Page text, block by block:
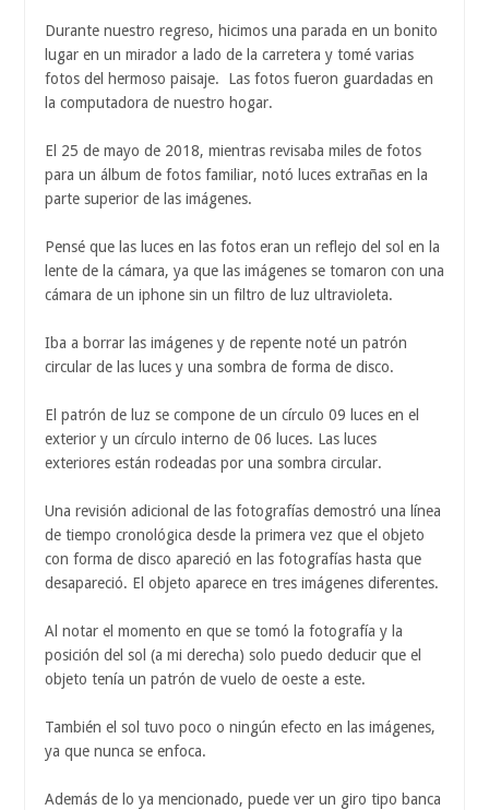
Durante nuestro regreso, hicimos una parada en un bonito
lugar en un mirador a lado de la carretera y tomé varias
fotos del hermoso paisaje. Las fotos fueron guardadas en
la computadora de nuestro hogar.
El 25 de mayo de 2018, mientras revisaba miles de fotos
para un álbum de fotos familiar, notó luces extrañas en la
parte superior de las imágenes.
Pensé que las luces en las fotos eran un reflejo del sol en la
lente de la cámara, ya que las imágenes se tomaron con una
cámara de un iphone sin un filtro de luz ultravioleta.
Iba a borrar las imágenes y de repente noté un patrón
circular de las luces y una sombra de forma de disco.
El patrón de luz se compone de un círculo 09 luces en el
exterior y un círculo interno de 06 luces. Las luces
exteriores están rodeadas por una sombra circular.
Una revisión adicional de las fotografías demostró una línea
de tiempo cronológica desde la primera vez que el objeto
con forma de disco apareció en las fotografías hasta que
desapareció. El objeto aparece en tres imágenes diferentes.
Al notar el momento en que se tomó la fotografía y la
posición del sol (a mi derecha) solo puedo deducir que el
objeto tenía un patrón de vuelo de oeste a este.
También el sol tuvo poco o ningún efecto en las imágenes,
ya que nunca se enfoca.
Además de lo ya mencionado, puede ver un giro tipo banca